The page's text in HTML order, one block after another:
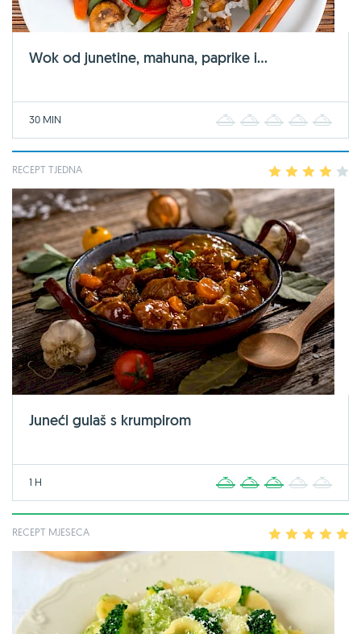
Wok od junetine, mahuna, paprike i...
30 MIN 2 3 4
RECEPT TJEDNA 2 3 4
Juneći gulaš s krumpirom
1 H 2 3 4
RECEPT MJESECA 2 3 4